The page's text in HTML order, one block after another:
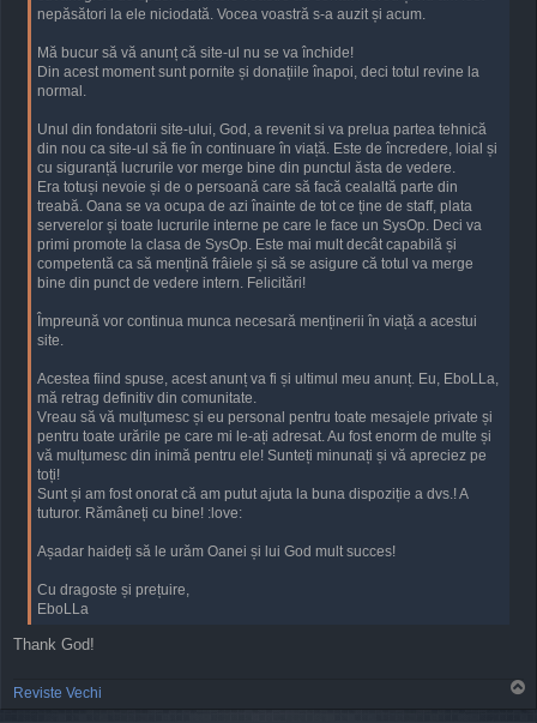
nepăsători la ele niciodată. Vocea voastră s-a auzit și acum.
Mă bucur să vă anunț că site-ul nu se va închide!
Din acest moment sunt pornite și donațiile înapoi, deci totul revine la
normal.
Unul din fondatorii site-ului, God, a revenit si va prelua partea tehnică
din nou ca site-ul să fie în continuare în viață. Este de încredere, loial și
cu siguranță lucrurile vor merge bine din punctul ăsta de vedere.
Era totuși nevoie și de o persoană care să facă cealaltă parte din
treabă. Oana se va ocupa de azi înainte de tot ce ține de staff, plata
serverelor și toate lucrurile interne pe care le face un SysOp. Deci va
primi promote la clasa de SysOp. Este mai mult decât capabilă și
competentă ca să mențină frâiele și să se asigure că totul va merge
bine din punct de vedere intern. Felicitări!
Împreună vor continua munca necesară menținerii în viață a acestui
site.
Acestea fiind spuse, acest anunț va fi și ultimul meu anunț. Eu, EboLLa,
mă retrag definitiv din comunitate.
Vreau să vă mulțumesc și eu personal pentru toate mesajele private și
pentru toate urările pe care mi le-ați adresat. Au fost enorm de multe și
vă mulțumesc din inimă pentru ele! Sunteți minunați și vă apreciez pe
toți!
Sunt și am fost onorat că am putut ajuta la buna dispoziție a dvs.! A
tuturor. Rămâneți cu bine! :love:
Așadar haideți să le urăm Oanei și lui God mult succes!
Cu dragoste și prețuire,
EboLLa
Thank God!
Reviste Vechi